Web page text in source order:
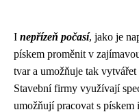
I nepřízeň počasí, jako je
pískem proměnit v
tvar a umožňuje tak
Stavební firmy využívají
umožňují pracovat s